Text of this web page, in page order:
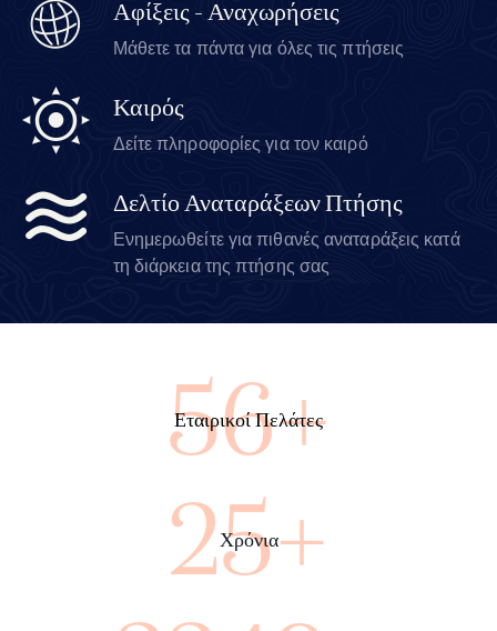
Αφίξεις - Αναχωρήσεις
Μάθετε τα πάντα για όλες τις πτήσεις
Καιρός
Δείτε πληροφορίες για τον καιρό
Δελτίο Αναταράξεων Πτήσης
Ενημερωθείτε για πιθανές αναταράξεις κατά
τη διάρκεια της πτήσης σας
62+
Εταιρικοί Πελάτες
28+
Χρόνια